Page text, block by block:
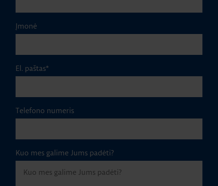
Įmonė
El. paštas*
Telefono numeris
Kuo mes galime Jums padėti?